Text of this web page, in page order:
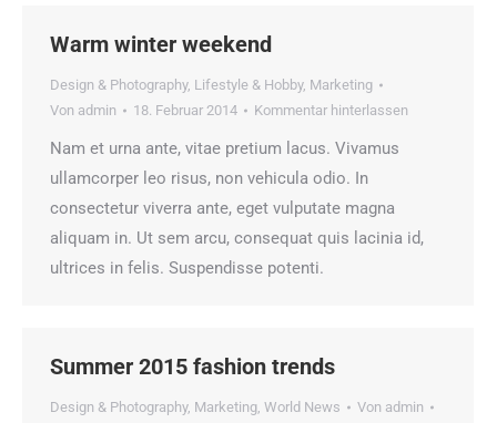
Warm winter weekend
Design & Photography, Lifestyle & Hobby, Marketing
Von admin 18. Februar 2014 Kommentar hinterlassen
Nam et urna ante, vitae pretium lacus. Vivamus
ullamcorper leo risus, non vehicula odio. In
consectetur viverra ante, eget vulputate magna
aliquam in. Ut sem arcu, consequat quis lacinia id,
ultrices in felis. Suspendisse potenti.
Summer 2015 fashion trends
Design & Photography, Marketing, World News Von admin